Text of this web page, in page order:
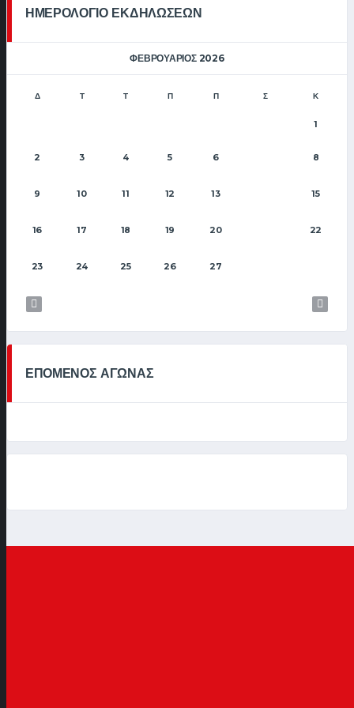
ΗΜΕΡΟΛΟΓΙΟ ΕΚΔΗΛΩΣΕΩΝ
ΦΕΒΡΟΥΆΡΙΟΣ 2026
Δ Τ Τ Π Π Σ Κ
1
2 3 4 5 6 8
9 10 11 12 13 15
16 17 18 19 20 22
23 24 25 26 27
ΕΠΟΜΕΝΟΣ ΑΓΩΝΑΣ